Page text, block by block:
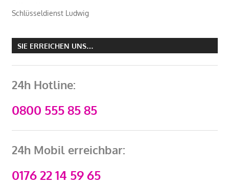
Schlüsseldienst Ludwig
SIE ERREICHEN UNS…
24h Hotline:
0800 555 85 85
24h Mobil erreichbar:
0176 22 14 59 65